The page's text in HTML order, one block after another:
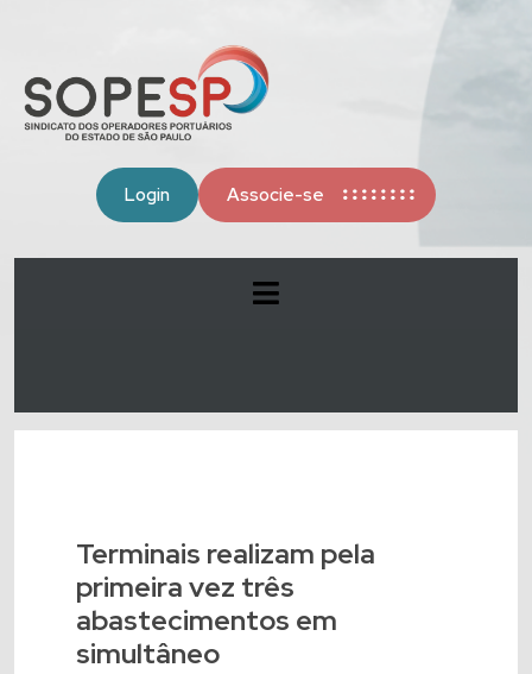
Login Associe-se
Terminais realizam pela
primeira vez três
abastecimentos em
simultâneo